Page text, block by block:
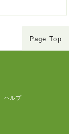
Page Top
ヘルプ